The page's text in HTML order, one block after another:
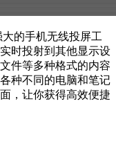
的手机无线投屏工
时投射到其他显示设
件等多种格式的内容
种不同的电脑和笔记
，让你获得高效便捷